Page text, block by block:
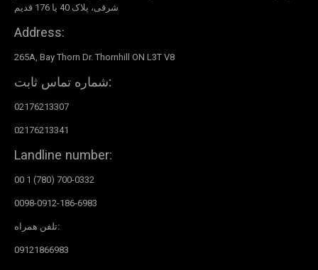
شرقی، پلاک 40 یا 176 قدیم
Address:
265A, Bay Thorn Dr. Thornhill ON L3T V8
شماره تماس ثابت:
02176213307
02176213341
Landline number:
00 1 (780) 700-0332
0098-0912-186-6983
تلفن همراه:
09121866983